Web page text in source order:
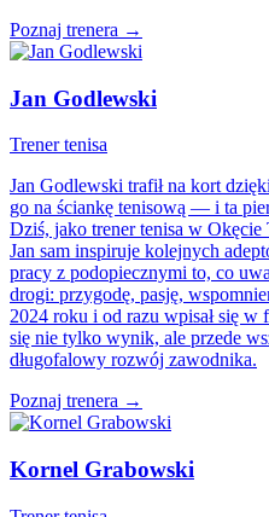
Poznaj trenera →
Jan Godlewski
Trener tenisa
Jan Godlewski trafił na kort
go na ściankę tenisową — i ta
Dziś, jako trener tenisa w
Jan sam inspiruje kolejnych
pracy z podopiecznymi to, co
drogi: przygodę, pasję,
2024 roku i od razu wpisał się
się nie tylko wynik, ale przede
długofalowy rozwój zawodnika.
Poznaj trenera →
Kornel Grabowski